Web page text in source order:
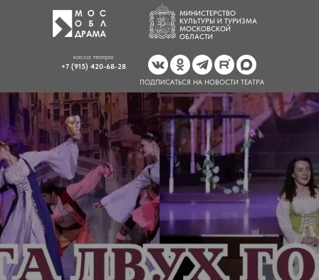
ПОДПИСАТЬСЯ НА НОВОСТИ ТЕАТРА
МИНИСТЕРСТВО
КУЛЬТУРЫ И ТУРИЗМА
МОСКОВСКОЙ
ОБЛАСТИ
касса театра:
+7 (915) 420-68-28